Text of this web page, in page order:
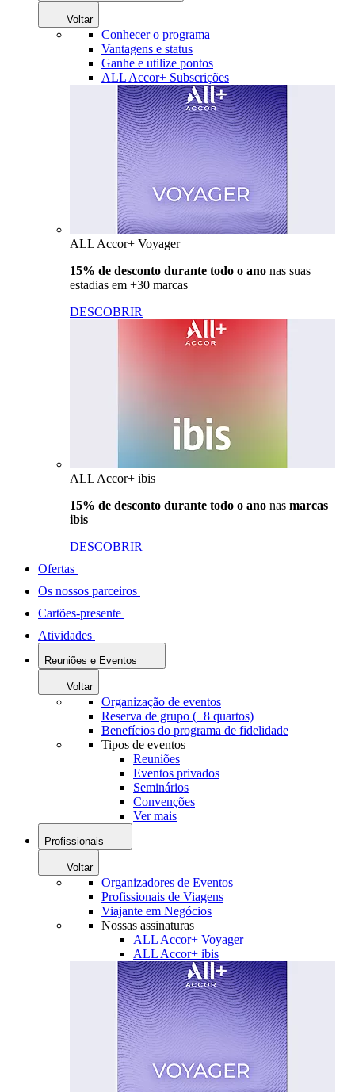
Voltar
Conhecer o programa
Vantagens e status
Ganhe e utilize pontos
ALL Accor+ Subscrições
ALL Accor+ Voyager
15% de desconto durante todo o ano nas suas
estadias em +30 marcas
DESCOBRIR
ALL Accor+ ibis
15% de desconto durante todo o ano nas marcas
ibis
DESCOBRIR
Ofertas
Os nossos parceiros
Cartões-presente
Atividades
Reuniões e Eventos
Voltar
Organização de eventos
Reserva de grupo (+8 quartos)
Benefícios do programa de fidelidade
Tipos de eventos
Reuniões
Eventos privados
Seminários
Convenções
Ver mais
Profissionais
Voltar
Organizadores de Eventos
Profissionais de Viagens
Viajante em Negócios
Nossas assinaturas
ALL Accor+ Voyager
ALL Accor+ ibis